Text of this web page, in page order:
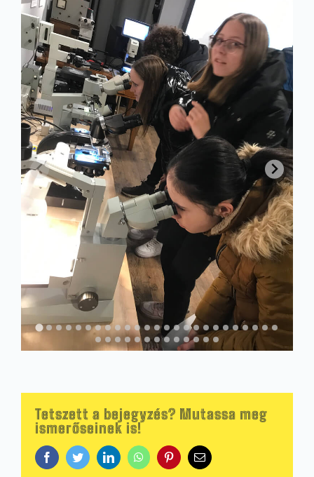
Tetszett a bejegyzés? Mutassa meg
ismerőseinek is!
FacebookTwitterLinkedInWhatsAppPinterestEmail: